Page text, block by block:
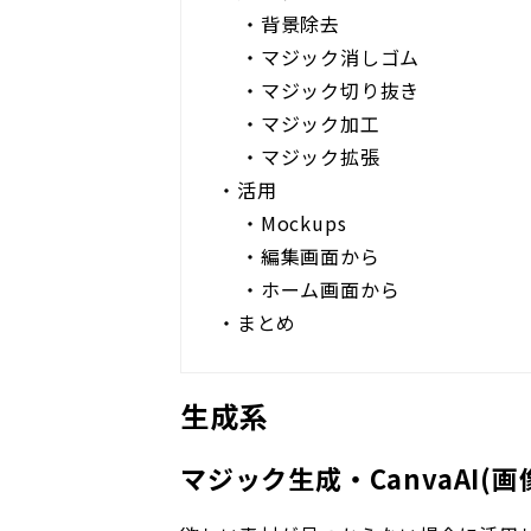
・ 背景除去
・ マジック消しゴム
・ マジック切り抜き
・ マジック加工
・ マジック拡張
・ 活用
・ Mockups
・ 編集画面から
・ ホーム画面から
・ まとめ
生成系
マジック生成・CanvaAI(画